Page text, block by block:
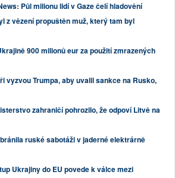
Půl milionu lidí v Gaze čelí hladovění
z vězení propuštěn muž, který tam byl
900 milionů eur za použití zmrazených
vyzvou Trumpa, aby uvalil sankce na Rusko,
zahraničí pohrozilo, že odpoví Litvě na
ruské sabotáži v jaderné elektrárně
Ukrajiny do EU povede k válce mezi